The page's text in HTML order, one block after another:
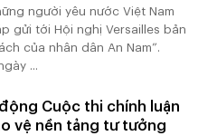
người yêu nước Việt Nam
gửi tới Hội nghị Versailles bản
của nhân dân An Nam”.
...
Cuộc thi chính luận
vệ nền tảng tư tưởng